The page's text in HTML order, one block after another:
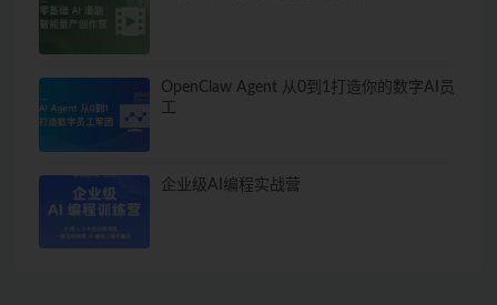
OpenClaw Agent 从0到1打造你的数字AI员
企业级AI编程实战营